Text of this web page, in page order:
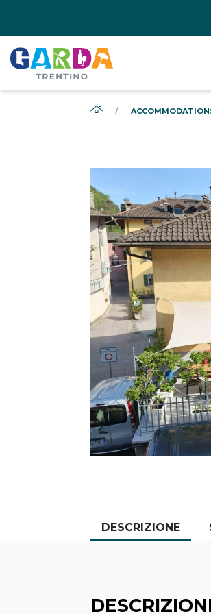
DS_BREADCRUMB.HOME
DESCRIZIONE